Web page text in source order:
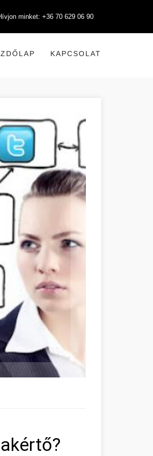
minket: +36 70 629 06 90
KAPCSOLAT